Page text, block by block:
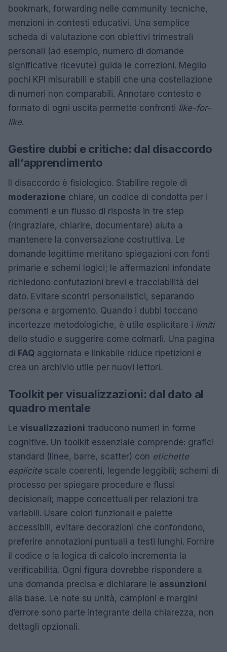
bookmark, forwarding nelle community tecniche,
menzioni in contesti educativi. Una semplice
scheda di valutazione con obiettivi trimestrali
personali (ad esempio, numero di domande
significative ricevute) guida le correzioni. Meglio
pochi KPI misurabili e stabili che una costellazione
di numeri non comparabili. Annotare contesto e
formato di ogni uscita permette confronti like-for-
like.
Gestire dubbi e critiche: dal disaccordo
all’apprendimento
Il disaccordo è fisiologico. Stabilire regole di
moderazione chiare, un codice di condotta per i
commenti e un flusso di risposta in tre step
(ringraziare, chiarire, documentare) aiuta a
mantenere la conversazione costruttiva. Le
domande legittime meritano spiegazioni con fonti
primarie e schemi logici; le affermazioni infondate
richiedono confutazioni brevi e tracciabilità del
dato. Evitare scontri personalistici, separando
persona e argomento. Quando i dubbi toccano
incertezze metodologiche, è utile esplicitare i limiti
dello studio e suggerire come colmarli. Una pagina
di FAQ aggiornata e linkabile riduce ripetizioni e
crea un archivio utile per nuovi lettori.
Toolkit per visualizzazioni: dal dato al
quadro mentale
Le visualizzazioni traducono numeri in forme
cognitive. Un toolkit essenziale comprende: grafici
standard (linee, barre, scatter) con etichette
esplicitescale coerenti, legende leggibili; schemi di
processo per spiegare procedure e flussi
decisionali; mappe concettuali per relazioni tra
variabili. Usare colori funzionali e palette
accessibili, evitare decorazioni che confondono,
preferire annotazioni puntuali a testi lunghi. Fornire
il codice o la logica di calcolo incrementa la
verificabilità. Ogni figura dovrebbe rispondere a
una domanda precisa e dichiarare le assunzioni
alla base. Le note su unità, campioni e margini
d’errore sono parte integrante della chiarezza, non
dettagli opzionali.